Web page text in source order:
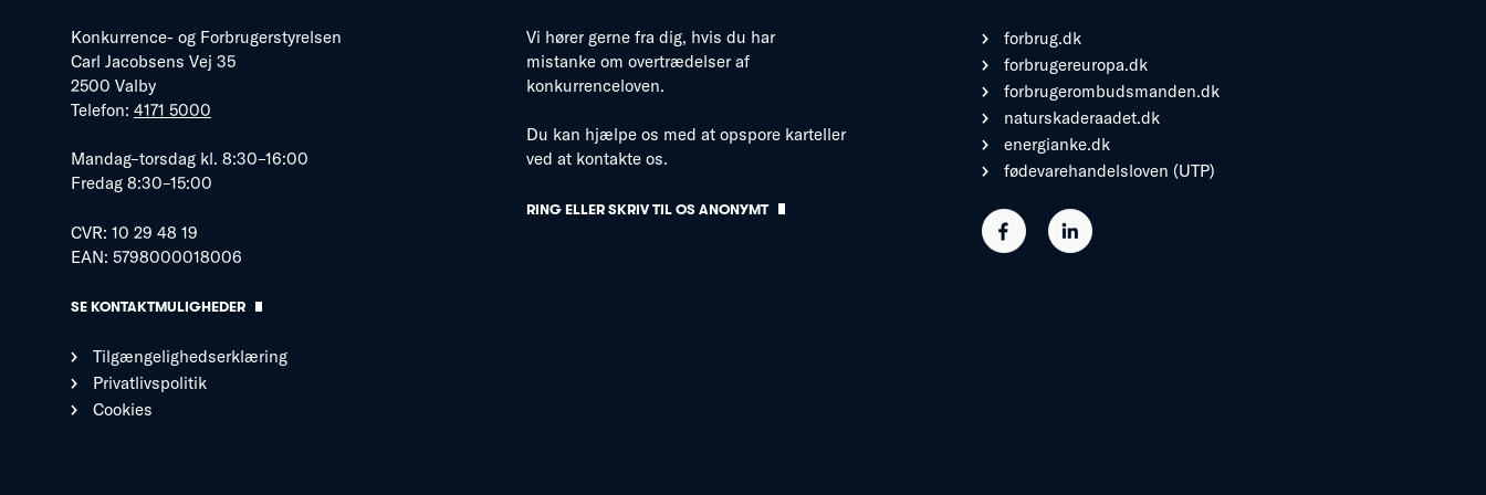
Konkurrence- og Forbrugerstyrelsen
Carl Jacobsens Vej 35
2500 Valby
Telefon: 4171 5000
Mandag–torsdag kl. 8:30–16:00
Fredag 8:30–15:00
CVR: 10 29 48 19
EAN: 5798000018006
SE KONTAKTMULIGHEDER
Tilgængelighedserklæring
Privatlivspolitik
Cookies
Vi hører gerne fra dig, hvis du har
mistanke om overtrædelser af
konkurrenceloven.
Du kan hjælpe os med at opspore karteller
ved at kontakte os.
RING ELLER SKRIV TIL OS ANONYMT
forbrug.dk
forbrugereuropa.dk
forbrugerombudsmanden.dk
naturskaderaadet.dk
energianke.dk
fødevarehandelsloven (UTP)